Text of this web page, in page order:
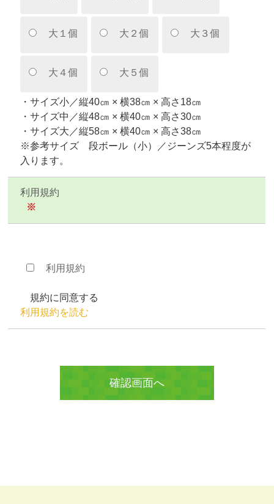
大１個 大２個 大３個
大４個 大５個
・サイズ小／縦40㎝ × 横38㎝ × 高さ18㎝
・サイズ中／縦48㎝ × 横40㎝ × 高さ30㎝
・サイズ大／縦58㎝ × 横40㎝ × 高さ38㎝
※参考サイズ 段ボール（小）／ジーンズ5本程度が
入ります。
利用規約
※
利用規約
規約に同意する
利用規約を読む